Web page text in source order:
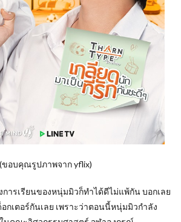
(ขอบคุณรูปภาพจาก yflix)
เรียนของหนุ่มมิวก็ทำได้ดีไม่แพ้กัน บอกเลย
อกเตอร์กันเลย เพราะว่าตอนนี้หนุ่มมิวกำลัง